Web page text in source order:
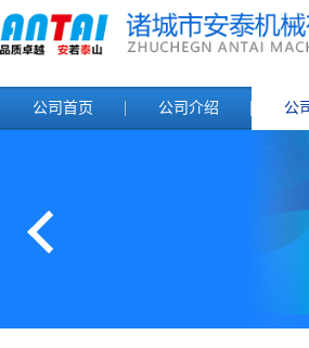
公司首页 公司介绍 公